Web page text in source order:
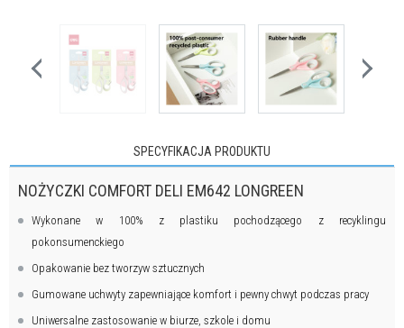
SPECYFIKACJA PRODUKTU
NOŻYCZKI COMFORT DELI EM642 LONGREEN
Wykonane w 100% z plastiku pochodzącego z recyklingu
pokonsumenckiego
Opakowanie bez tworzyw sztucznych
Gumowane uchwyty zapewniające komfort i pewny chwyt podczas pracy
Uniwersalne zastosowanie w biurze, szkole i domu